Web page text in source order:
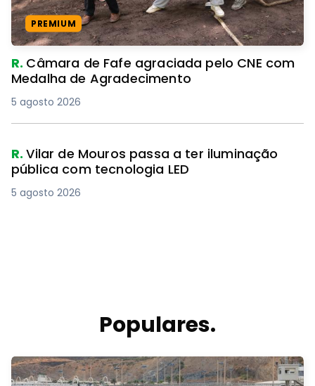
PREMIUM
R. Câmara de Fafe agraciada pelo CNE com
Medalha de Agradecimento
5 agosto 2026
R.Vilar de Mouros passa a ter iluminação
pública com tecnologia LED
5 agosto 2026
Populares.